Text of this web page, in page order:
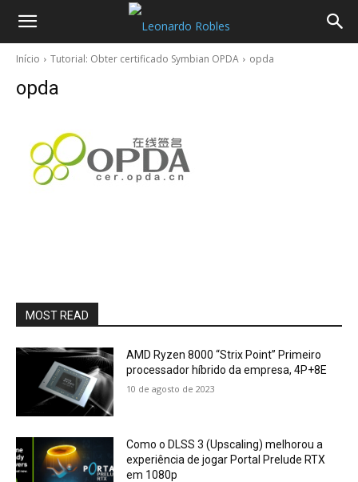
Início Tutorial: Obter certificado Symbian OPDA opda
opda
MOST READ
AMD Ryzen 8000 “Strix Point” Primeiro
processador híbrido da empresa, 4P+8E
10 de agosto de 2023
Como o DLSS 3 (Upscaling) melhorou a
experiência de jogar Portal Prelude RTX
em 1080p